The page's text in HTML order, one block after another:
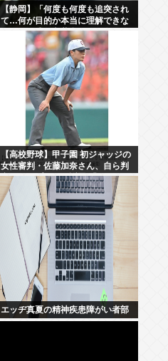
【静岡】「何度も何度も追突され
て…何が目的か本当に理解できな
い」結婚式の衣装合わせに向かっ
ていた夫婦が直面した「死の恐
怖」東名高速で続いた約1.7キロの
【高校野球】甲子園 初ジャッジの
女性審判・佐藤加奈さん、自ら判
定覆したプレーを謝罪 「ミスして
しまった」「苦いデビュー戦
に…」
エッヂ真夏の精神疾患障がい者部